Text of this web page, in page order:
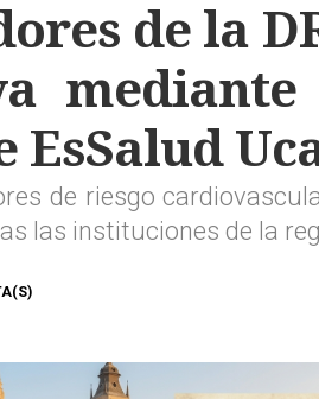
de la
EsSalud
de riesgo
las instituciones de la